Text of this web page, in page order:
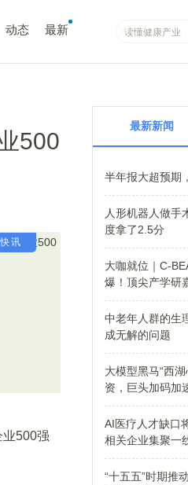
动态 最新
500
快讯
500强
最新新闻
半年报大超预期
人形机器人做手
度拿了2.5分
大咖就位｜C-
爆！顶尖产学研
中老年人群的生
成无解的问题
大模型黑马“西
资，巨头加码加
AI医疗人才缺口
相关企业集聚一
“十五五”时期推